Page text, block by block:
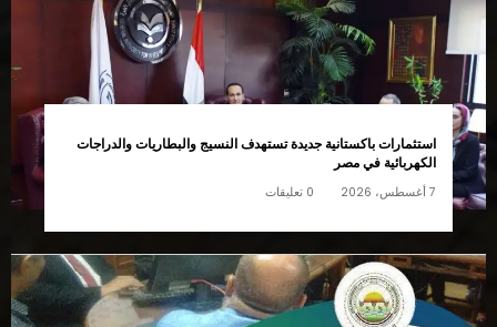
استثمارات باكستانية جديدة تستهدف النسيج والبطاريات والدراجات
الكهربائية في مصر
7 أغسطس، 2026 0 تعليقات